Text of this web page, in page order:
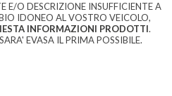
E/O DESCRIZIONE INSUFFICIENTE A
IDONEO AL VOSTRO VEICOLO,
INFORMAZIONI PRODOTTI.
EVASA IL PRIMA POSSIBILE.